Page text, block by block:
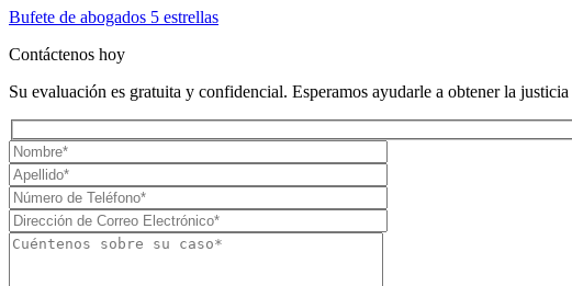
Bufete de abogados 5 estrellas
Contáctenos hoy
Su evaluación es gratuita y confidencial. Esperamos ayudarle a obtener la justicia